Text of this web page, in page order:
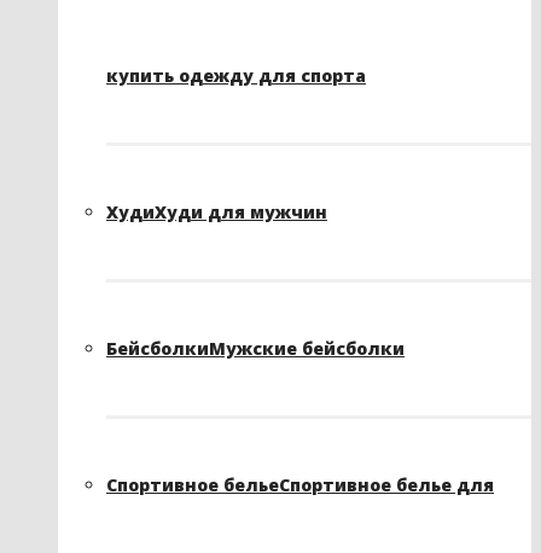
купить одежду для спорта
ХудиХуди для мужчин
БейсболкиМужские бейсболки
Спортивное бельеСпортивное белье для